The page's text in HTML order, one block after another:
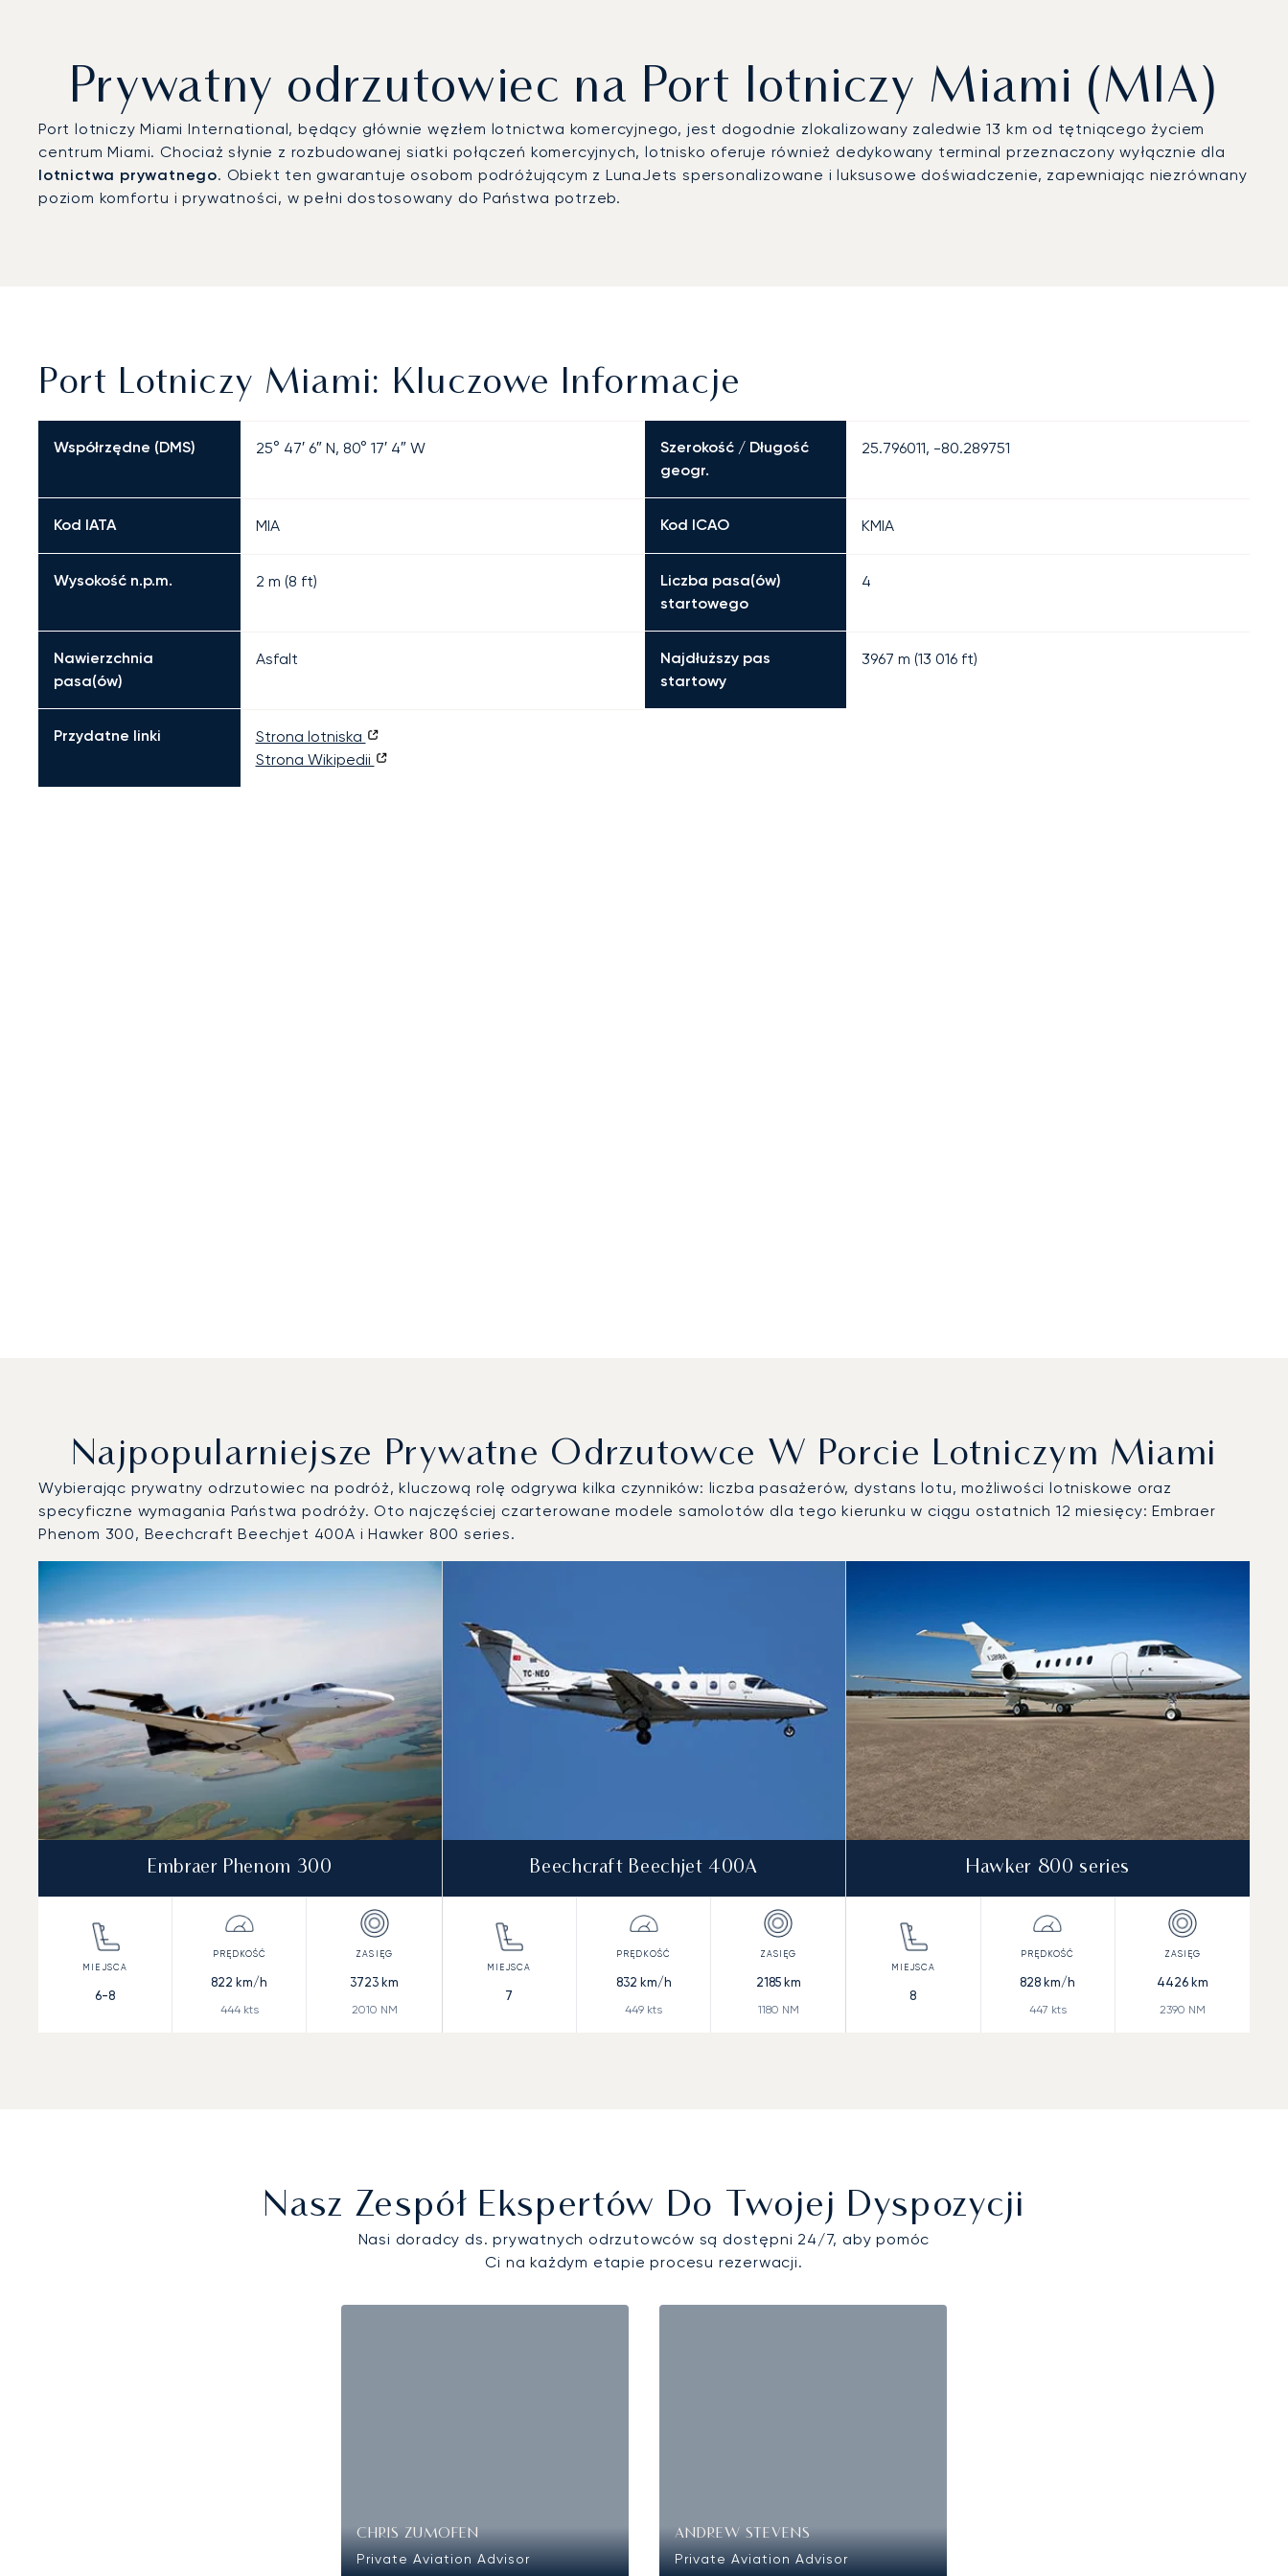
Prywatny odrzutowiec na Port lotniczy Miami (MIA)
Port lotniczy Miami International, będący głównie węzłem lotnictwa komercyjnego, jest dogodnie zlokalizowany zaledwie 13 km od tętniącego życiem
centrum Miami. Chociaż słynie z rozbudowanej siatki połączeń komercyjnych, lotnisko oferuje również dedykowany terminal przeznaczony wyłącznie dla
lotnictwa prywatnego. Obiekt ten gwarantuje osobom podróżującym z LunaJets spersonalizowane i luksusowe doświadczenie, zapewniając niezrównany
poziom komfortu i prywatności, w pełni dostosowany do Państwa potrzeb.
Port Lotniczy Miami: Kluczowe Informacje
Współrzędne (DMS) 25° 47′ 6″ N, 80° 17′ 4″ W
Szerokość / Długość
geogr.
25.796011, -80.289751
Kod IATA MIA Kod ICAO KMIA
Wysokość n.p.m. 2 m (8 ft)
Liczba pasa(ów)
startowego
4
Nawierzchnia
pasa(ów)
Asfalt
Najdłuższy pas
startowy
3967 m (13 016 ft)
Przydatne linki
Strona lotniska
Strona Wikipedii
Najpopularniejsze Prywatne Odrzutowce W Porcie Lotniczym Miami
Wybierając prywatny odrzutowiec na podróż, kluczową rolę odgrywa kilka czynników: liczba pasażerów, dystans lotu, możliwości lotniskowe oraz
specyficzne wymagania Państwa podróży. Oto najczęściej czarterowane modele samolotów dla tego kierunku w ciągu ostatnich 12 miesięcy: Embraer
Phenom 300, Beechcraft Beechjet 400A i Hawker 800 series.
Port lotniczy Miami : 3 najpopularniejsze modele statków powietrznych według liczby operacji lotniczych w 2025 roku
Zdjęcie samolotuModel samolotu
Prędkość (km/h)
Prędkość (węzły)
Zasięg (NM)
Embraer Phenom 300
6-8
822 km/h
444kts
3723 km
2010 NM
Beechcraft Beechjet 400A
7
832 km/h
449 kts
2185km
1180 NM
Hawker 800 series
8
828 km/h
447 kts
4426km
2390 NM
Nasz Zespół Ekspertów Do Twojej Dyspozycji
Nasi doradcy ds. prywatnych odrzutowców są dostępni 24/7, aby pomóc
Ci na każdym etapie procesu rezerwacji.
CHRIS ZUMOFEN
Private Aviation Advisor
ANDREW STEVENS
Private Aviation Advisor